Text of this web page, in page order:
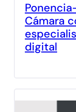
Cámara
digital